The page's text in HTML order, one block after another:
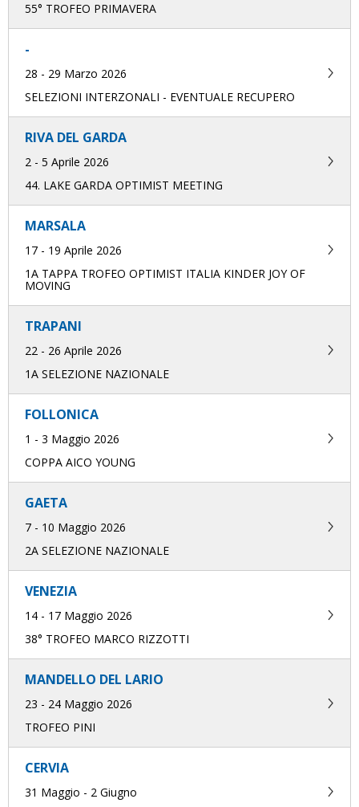
55° TROFEO PRIMAVERA
-
28 - 29 Marzo 2026
SELEZIONI INTERZONALI - EVENTUALE RECUPERO
RIVA DEL GARDA
2 - 5 Aprile 2026
44. LAKE GARDA OPTIMIST MEETING
MARSALA
17 - 19 Aprile 2026
1A TAPPA TROFEO OPTIMIST ITALIA KINDER JOY OF
MOVING
TRAPANI
22 - 26 Aprile 2026
1A SELEZIONE NAZIONALE
FOLLONICA
1 - 3 Maggio 2026
COPPA AICO YOUNG
GAETA
7 - 10 Maggio 2026
2A SELEZIONE NAZIONALE
VENEZIA
14 - 17 Maggio 2026
38° TROFEO MARCO RIZZOTTI
MANDELLO DEL LARIO
23 - 24 Maggio 2026
TROFEO PINI
CERVIA
31 Maggio - 2 Giugno